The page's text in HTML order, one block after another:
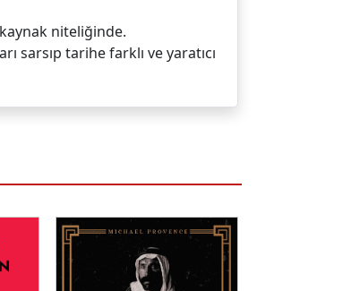
niteliğinde.
sarsıp tarihe farklı ve yaratıcı